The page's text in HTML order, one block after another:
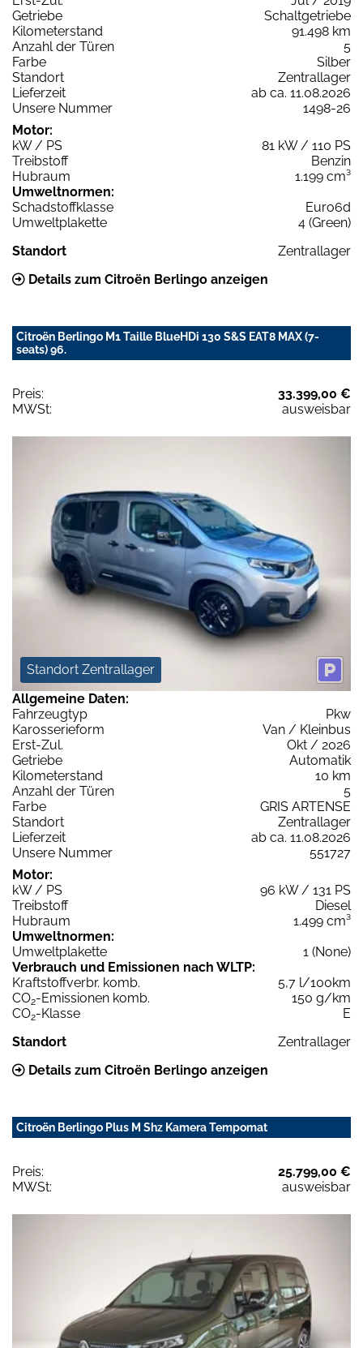
Getriebe
Schaltgetriebe
Kilometerstand
91.498 km
Anzahl der Türen
5
Farbe
Silber
Standort
Zentrallager
Lieferzeit
ab ca. 11.08.2026
Unsere Nummer
1498-26
Motor:
kW / PS
81 kW / 110 PS
Treibstoff
Benzin
Hubraum
1.199 cm³
Umweltnormen:
Schadstoffklasse
Euro6d
Umweltplakette
4 (Green)
Standort
Zentrallager
Details zum Citroën Berlingo anzeigen
Citroën Berlingo M1 Taille BlueHDi 130 S&S EAT8 MAX (7-
seats) 96.
Preis:
33.399,00 €
MWSt:
ausweisbar
Standort Zentrallager
Allgemeine Daten:
Fahrzeugtyp
Pkw
Karosserieform
Van / Kleinbus
Erst-Zul.
Okt / 2026
Getriebe
Automatik
Kilometerstand
10 km
Anzahl der Türen
5
Farbe
GRIS ARTENSE
Standort
Zentrallager
Lieferzeit
ab ca. 11.08.2026
Unsere Nummer
551727
Motor:
kW / PS
96 kW / 131 PS
Treibstoff
Diesel
Hubraum
1.499 cm³
Umweltnormen:
Umweltplakette
1 (None)
Verbrauch und Emissionen nach WLTP:
Kraftstoffverbr. komb.
5,7 l/100km
CO2-Emissionen komb.
150 g/km
CO2-Klasse
E
Standort
Zentrallager
Details zum Citroën Berlingo anzeigen
Citroën Berlingo Plus M Shz Kamera Tempomat
Preis:
25.799,00 €
MWSt:
ausweisbar